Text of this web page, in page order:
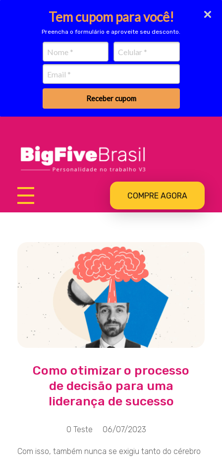
Tem cupom para você!
Preencha o formulário e aproveite seu desconto.
Receber cupom
Big Five
COMPRE AGORA
Como otimizar o processo
de decisão para uma
liderança de sucesso
06/07/2023
O Teste
Com isso, também nunca se exigiu tanto do cérebro